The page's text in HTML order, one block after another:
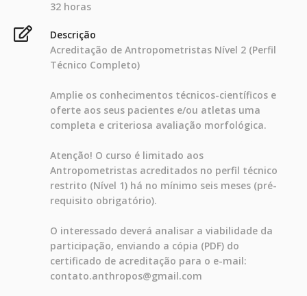
32 horas
Descrição
Acreditação de Antropometristas Nível 2 (Perfil
Técnico Completo)
Amplie os conhecimentos técnicos-científicos e
oferte aos seus pacientes e/ou atletas uma
completa e criteriosa avaliação morfológica.
Atenção! O curso é limitado aos
Antropometristas acreditados no perfil técnico
restrito (Nível 1) há no mínimo seis meses (pré-
requisito obrigatório).
O interessado deverá analisar a viabilidade da
participação, enviando a cópia (PDF) do
certificado de acreditação para o e-mail:
contato.anthropos@gmail.com